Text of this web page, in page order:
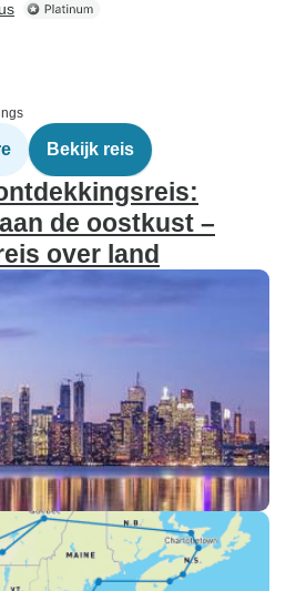
Bekijk reis
de oostkust –
over land